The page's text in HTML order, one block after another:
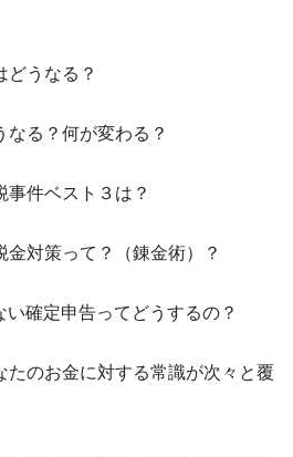
どうなる？
る？何が変わる？
事件ベスト３は？
対策って？（錬金術）？
確定申告ってどうするの？
たのお金に対する常識が次々と覆